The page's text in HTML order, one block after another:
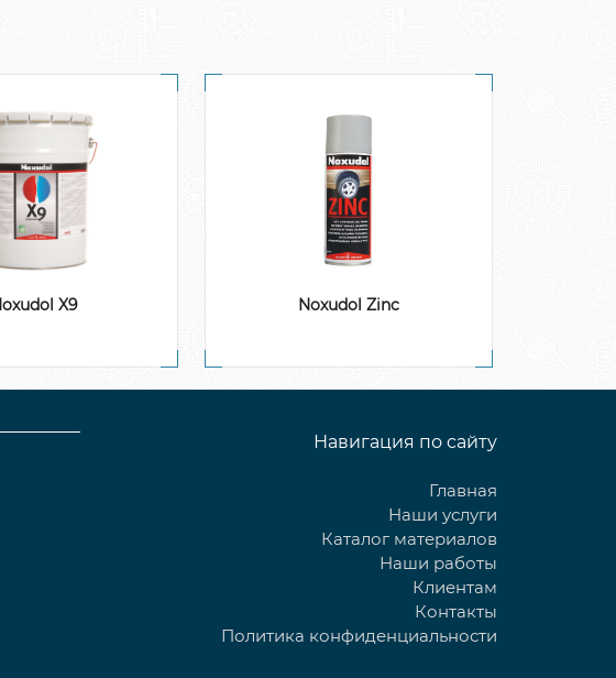
X9 Noxudol Zinc
Навигация по сайту
Главная
Наши услуги
Каталог материалов
Наши работы
Клиентам
Контакты
Политика конфиденциальности